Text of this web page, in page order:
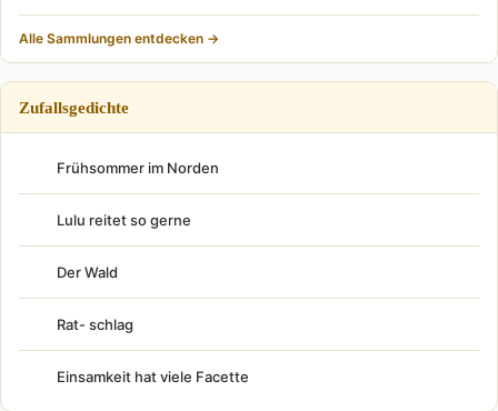
Alle Sammlungen entdecken →
Zufallsgedichte
Frühsommer im Norden
Lulu reitet so gerne
Der Wald
Rat- schlag
Einsamkeit hat viele Facette